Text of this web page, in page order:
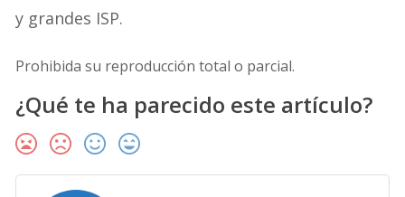
y grandes ISP.
Prohibida su reproducción total o parcial.
¿Qué te ha parecido este artículo?